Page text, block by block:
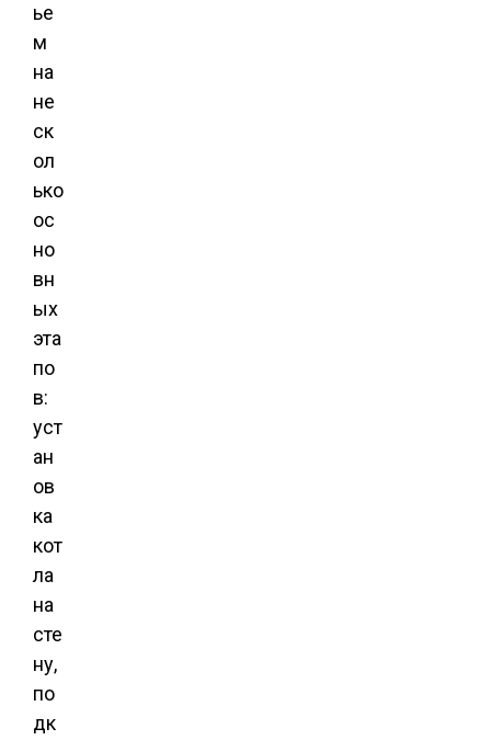
ье
м
на
не
ск
ол
ько
ос
но
вн
ых
эта
по
в:
уст
ан
ов
ка
кот
ла
на
сте
ну,
по
дк